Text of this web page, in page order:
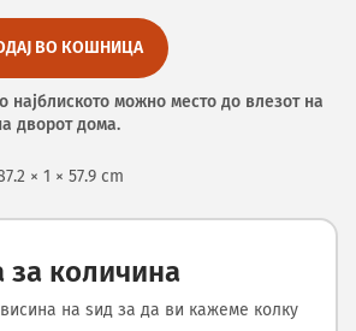
ВО КОШНИЦА
најблиското можно место до влезот на
дворот дома.
× 1 × 57.9 cm
за количина
на ѕид за да ви кажеме колку